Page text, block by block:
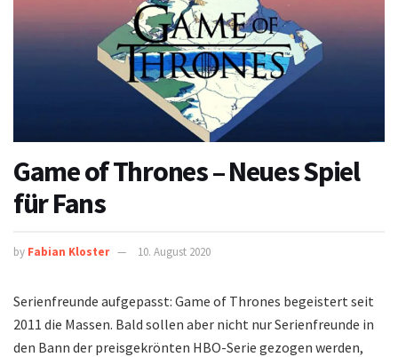
Game of Thrones – Neues Spiel
für Fans
by Fabian Kloster 10. August 2020
Serienfreunde aufgepasst: Game of Thrones begeistert seit
2011 die Massen. Bald sollen aber nicht nur Serienfreunde in
den Bann der preisgekrönten HBO-Serie gezogen werden,